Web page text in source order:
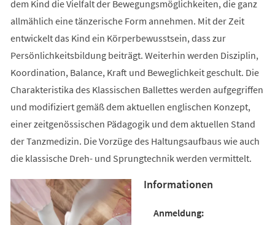
dem Kind die Vielfalt der Bewegungsmöglichkeiten, die ganz
allmählich eine tänzerische Form annehmen. Mit der Zeit
entwickelt das Kind ein Körperbewusstsein, dass zur
Persönlichkeitsbildung beiträgt. Weiterhin werden Disziplin,
Koordination, Balance, Kraft und Beweglichkeit geschult. Die
Charakteristika des Klassischen Ballettes werden aufgegriffen
und modifiziert gemäß dem aktuellen englischen Konzept,
einer zeitgenössischen Pädagogik und dem aktuellen Stand
der Tanzmedizin. Die Vorzüge des Haltungsaufbaus wie auch
die klassische Dreh- und Sprungtechnik werden vermittelt.
Informationen